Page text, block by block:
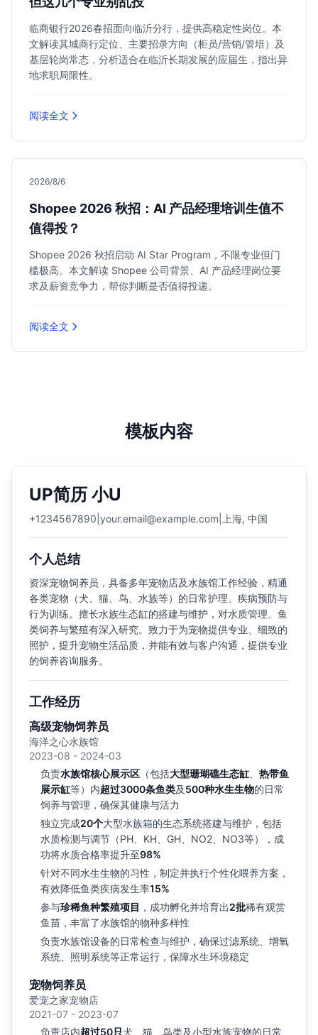
临商银行2026春招面向临沂分行，提供高稳定性岗位。本
文解读其城商行定位、主要招录方向（柜员/营销/管培）及
基层轮岗常态，分析适合在临沂长期发展的应届生，指出异
地求职局限性。
阅读全文
2026/8/6
Shopee 2026 秋招：AI 产品经理培训生值不
值得投？
Shopee 2026 秋招启动 AI Star Program，不限专业但门
槛极高。本文解读 Shopee 公司背景、AI 产品经理岗位要
求及薪资竞争力，帮你判断是否值得投递。
阅读全文
模板内容
UP简历 小U
+1234567890 your.email@example.com 上海, 中国
个人总结
资深宠物饲养员，具备多年宠物店及水族馆工作经验，精通
各类宠物（犬、猫、鸟、水族等）的日常护理、疾病预防与
行为训练。擅长水族生态缸的搭建与维护，对水质管理、鱼
类饲养与繁殖有深入研究。致力于为宠物提供专业、细致的
照护，提升宠物生活品质，并能有效与客户沟通，提供专业
的饲养咨询服务。
工作经历
高级宠物饲养员
海洋之心水族馆
2023-08 - 2024-03
负责水族馆核心展示区 （包括大型珊瑚礁生态缸
热带鱼
展示缸等）内超过3000条鱼类及500种水生生物的日常
饲养与管理，确保其健康与活力
独立完成20个大型水族箱的生态系统搭建与维护，包括
水质检测与调节（PH、KH、GH、NO2、NO3等），成
功将水质合格率提升至98%
针对不同水生生物的习性，制定并执行个性化喂养方案，
有效降低鱼类疾病发生率15%
参与珍稀鱼种繁殖项目 ，成功孵化并培育出2批稀有观赏
鱼苗，丰富了水族馆的物种多样性
负责水族馆设备的日常检查与维护，确保过滤系统、增氧
系统、照明系统等正常运行，保障水生环境稳定
宠物饲养员
爱宠之家宠物店
2021-07 - 2023-07
负责店内超过50只犬、猫、鸟类及小型水族宠物的日常